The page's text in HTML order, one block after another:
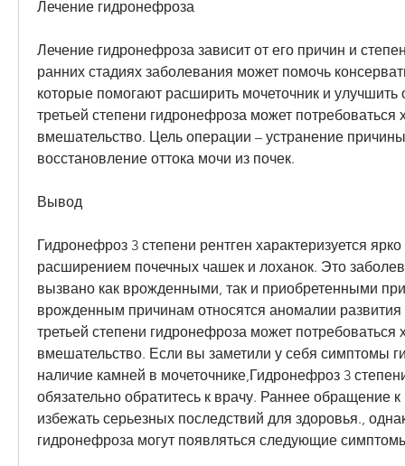
Лечение гидронефроза
Лечение гидронефроза зависит от его причин и
ранних стадиях заболевания может помочь
которые помогают расширить мочеточник и улучшить
третьей степени гидронефроза может потребоваться
вмешательство. Цель операции – устранение
восстановление оттока мочи из почек.
Вывод
Гидронефроз 3 степени рентген характеризуется
расширением почечных чашек и лоханок. Это
вызвано как врожденными, так и приобретенными
врожденным причинам относятся аномалии развития
третьей степени гидронефроза может потребоваться
вмешательство. Если вы заметили у себя симптомы
наличие камней в мочеточнике,Гидронефроз 3
обязательно обратитесь к врачу. Раннее обращение
избежать серьезных последствий для здоровья.,
гидронефроза могут появляться следующие